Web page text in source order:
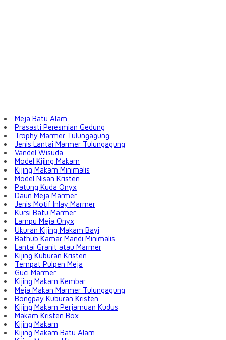
Meja Batu Alam
Prasasti Peresmian Gedung
Trophy Marmer Tulungagung
Jenis Lantai Marmer Tulungagung
Vandel Wisuda
Model Kijing Makam
Kijing Makam Minimalis
Model Nisan Kristen
Patung Kuda Onyx
Daun Meja Marmer
Jenis Motif Inlay Marmer
Kursi Batu Marmer
Lampu Meja Onyx
Ukuran Kijing Makam Bayi
Bathub Kamar Mandi Minimalis
Lantai Granit atau Marmer
Kijing Kuburan Kristen
Tempat Pulpen Meja
Guci Marmer
Kijing Makam Kembar
Meja Makan Marmer Tulungagung
Bongpay Kuburan Kristen
Kijing Makam Perjamuan Kudus
Makam Kristen Box
Kijing Makam
Kijing Makam Batu Alam